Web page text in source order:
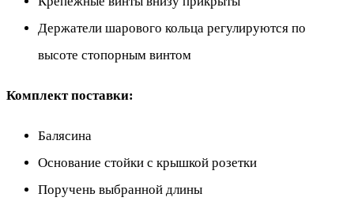
Держатели шарового кольца регулируются по
высоте стопорным винтом
Комплект поставки:
Балясина
Основание стойки с крышкой розетки
Поручень выбранной длины